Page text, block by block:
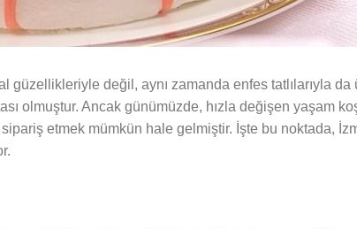
güzellikleriyle değil, aynı zamanda enfes tatlılarıyla da
olmuştur. Ancak günümüzde, hızla değişen yaşam
etmek mümkün hale gelmiştir. İşte bu noktada,